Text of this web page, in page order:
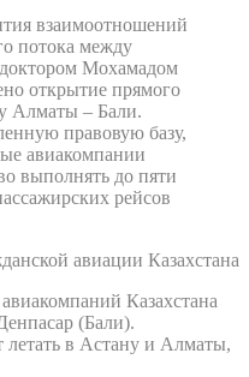
взаимоотношений
потока между
Мохамадом
открытие прямого
Алматы – Бали.
правовую базу,
авиакомпании
выполнять до пяти
рейсов
авиации Казахстана
Казахстана
(Бали).
в Астану и Алматы,